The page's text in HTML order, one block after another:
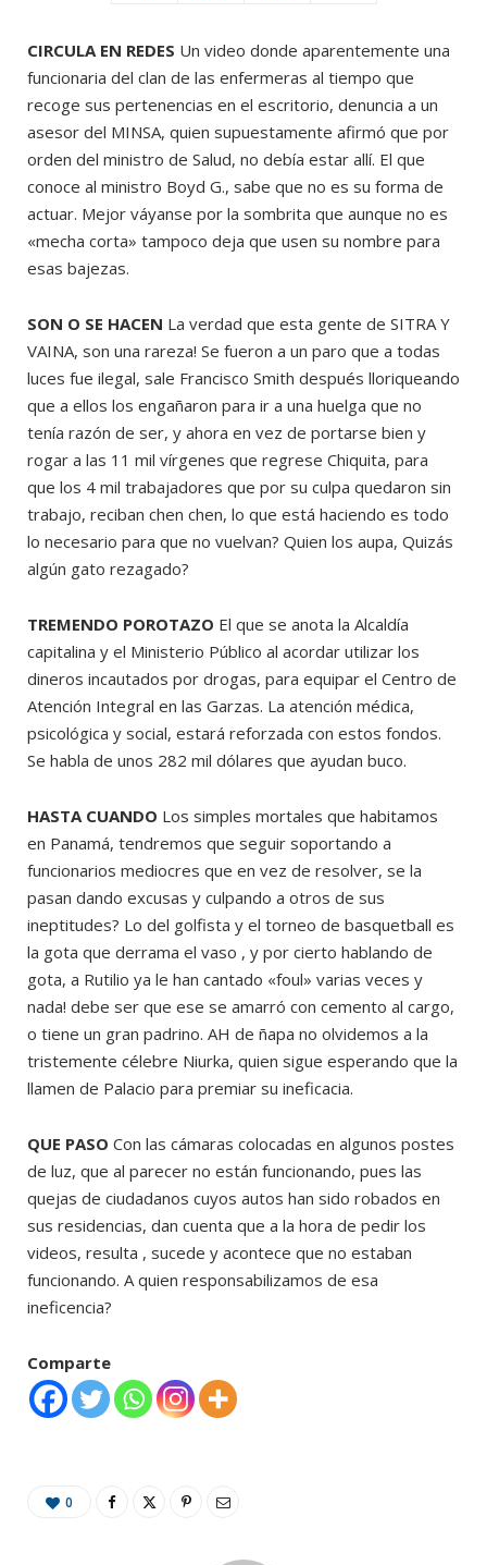
CIRCULA EN REDES Un video donde aparentemente una
funcionaria del clan de las enfermeras al tiempo que
recoge sus pertenencias en el escritorio, denuncia a un
asesor del MINSA, quien supuestamente afirmó que por
orden del ministro de Salud, no debía estar allí. El que
conoce al ministro Boyd G., sabe que no es su forma de
actuar. Mejor váyanse por la sombrita que aunque no es
«mecha corta» tampoco deja que usen su nombre para
esas bajezas.
SON O SE HACEN La verdad que esta gente de SITRA Y
VAINA, son una rareza! Se fueron a un paro que a todas
luces fue ilegal, sale Francisco Smith después lloriqueando
que a ellos los engañaron para ir a una huelga que no
tenía razón de ser, y ahora en vez de portarse bien y
rogar a las 11 mil vírgenes que regrese Chiquita, para
que los 4 mil trabajadores que por su culpa quedaron sin
trabajo, reciban chen chen, lo que está haciendo es todo
lo necesario para que no vuelvan? Quien los aupa, Quizás
algún gato rezagado?
TREMENDO POROTAZO El que se anota la Alcaldía
capitalina y el Ministerio Público al acordar utilizar los
dineros incautados por drogas, para equipar el Centro de
Atención Integral en las Garzas. La atención médica,
psicológica y social, estará reforzada con estos fondos.
Se habla de unos 282 mil dólares que ayudan buco.
HASTA CUANDO Los simples mortales que habitamos
en Panamá, tendremos que seguir soportando a
funcionarios mediocres que en vez de resolver, se la
pasan dando excusas y culpando a otros de sus
ineptitudes? Lo del golfista y el torneo de basquetball es
la gota que derrama el vaso , y por cierto hablando de
gota, a Rutilio ya le han cantado «foul» varias veces y
nada! debe ser que ese se amarró con cemento al cargo,
o tiene un gran padrino. AH de ñapa no olvidemos a la
tristemente célebre Niurka, quien sigue esperando que la
llamen de Palacio para premiar su ineficacia.
QUE PASO Con las cámaras colocadas en algunos postes
de luz, que al parecer no están funcionando, pues las
quejas de ciudadanos cuyos autos han sido robados en
sus residencias, dan cuenta que a la hora de pedir los
videos, resulta , sucede y acontece que no estaban
funcionando. A quien responsabilizamos de esa
ineficencia?
Comparte
0